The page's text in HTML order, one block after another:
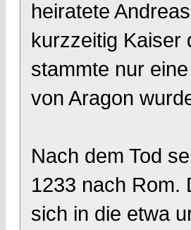
heiratete
kurzzeitig Kaiser
stammte nur
von Aragon
Nach dem Tod
1233 nach Rom.
sich in die etwa